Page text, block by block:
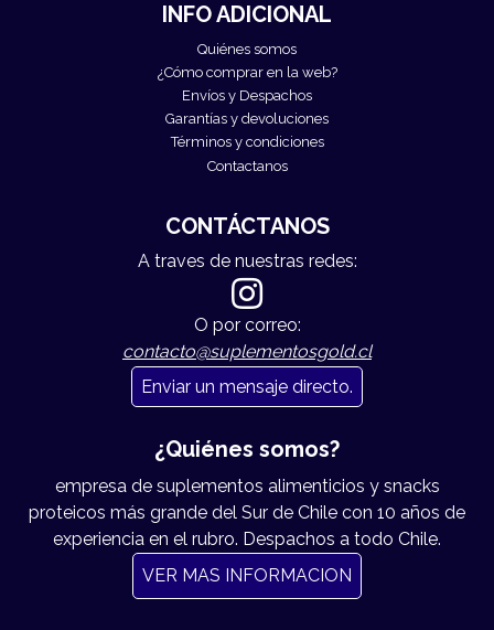
INFO ADICIONAL
Quiénes somos
¿Cómo comprar en la web?
Envíos y Despachos
Garantías y devoluciones
Términos y condiciones
Contactanos
CONTÁCTANOS
A traves de nuestras redes:
O por correo:
contacto@suplementosgold.cl
Enviar un mensaje directo.
¿Quiénes somos?
empresa de suplementos alimenticios y snacks
proteicos más grande del Sur de Chile con 10 años de
experiencia en el rubro. Despachos a todo Chile.
VER MAS INFORMACION